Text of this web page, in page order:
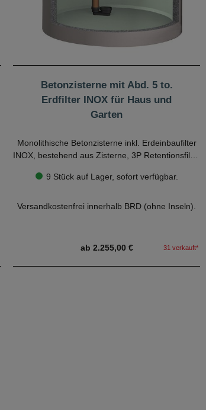
Betonzisterne mit Abd. 5 to.
Erdfilter INOX für Haus und
Garten
Monolithische Betonzisterne inkl. Erdeinbaufilter
INOX, bestehend aus Zisterne, 3P Retentionsfilter
Betonabdeckung Kl. A bis 5 Tonnen.
Hinweise in unsererCheckliste.
Plug & Play - Beruhigter Zulauf und
9 Stück auf Lager, sofort verfügbar.
Versandkostenfrei innerhalb BRD (ohne Inseln).
ab 2.255,00 € 31 verkauft*